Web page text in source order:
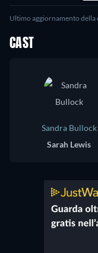
Ultimo aggiornamento
CAST
Sandra Bullock
Sarah Lewis